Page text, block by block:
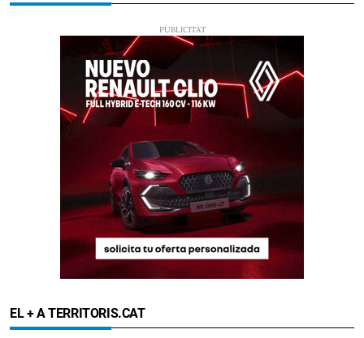
EL + A TERRITORIS.CAT